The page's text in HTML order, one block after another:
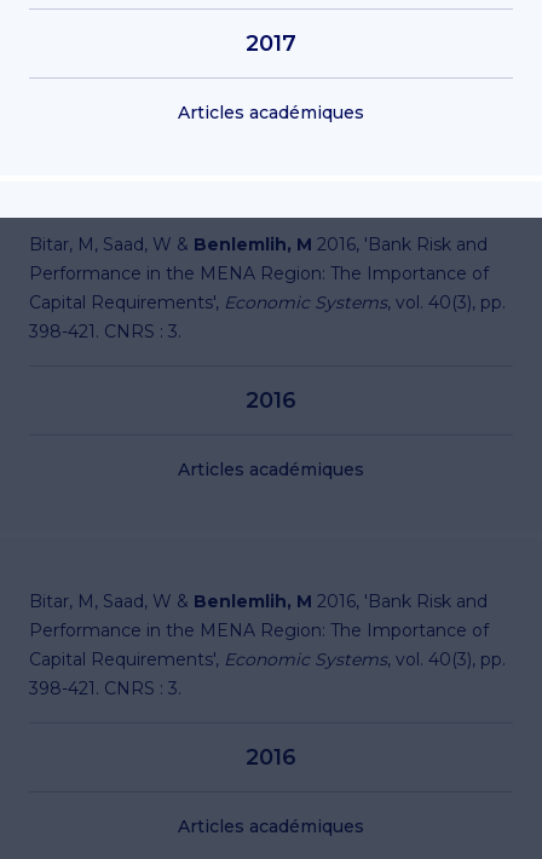
2017
Articles académiques
Bitar, M, Saad, W & Benlemlih, M 2016, 'Bank Risk and
Performance in the MENA Region: The Importance of
Capital Requirements', Economic Systems, vol. 40(3), pp.
398-421. CNRS : 3.
2016
Articles académiques
Bitar, M, Saad, W & Benlemlih, M 2016, 'Bank Risk and
Performance in the MENA Region: The Importance of
Capital Requirements', Economic Systems, vol. 40(3), pp.
398-421. CNRS : 3.
2016
Articles académiques